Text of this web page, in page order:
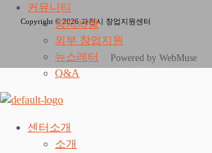
커뮤니티
공지사항
외부 창업지원
뉴스레터
Q&A
센터소개
소개
Copyright © 2026 과천시 창업지원센터
Powered by WebMuse